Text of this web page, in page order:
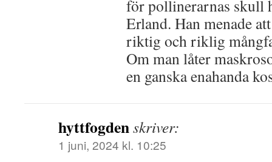
för pollinerarnas skull
Erland. Han menade
riktig och riklig
Om man låter
en ganska enahanda
hyttfogdenskriver:
1 juni, 2024 kl. 10:25